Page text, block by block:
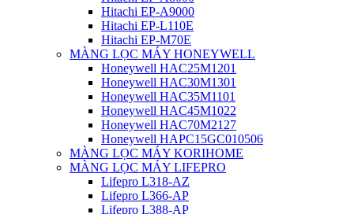
Hitachi EP-A9000
Hitachi EP-L110E
Hitachi EP-M70E
MÀNG LỌC MÁY HONEYWELL
Honeywell HAC25M1201
Honeywell HAC30M1301
Honeywell HAC35M1101
Honeywell HAC45M1022
Honeywell HAC70M2127
Honeywell HAPC15GC010506
MÀNG LỌC MÁY KORIHOME
MÀNG LỌC MÁY LIFEPRO
Lifepro L318-AZ
Lifepro L366-AP
Lifepro L388-AP